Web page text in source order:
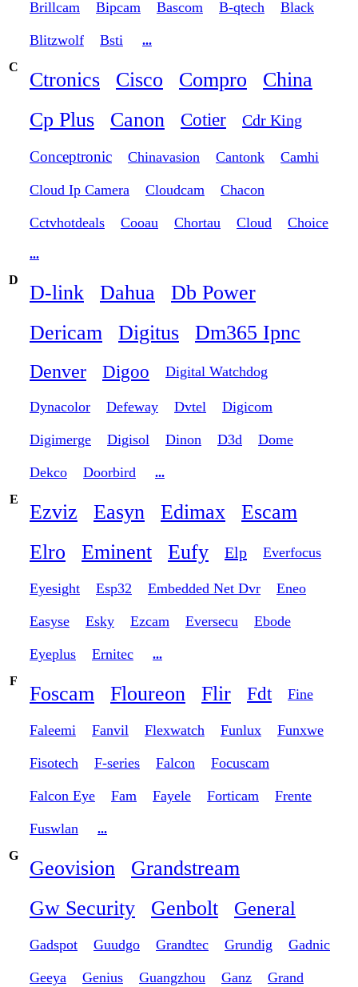
Brillcam Bipcam Bascom B-qtech Black
Blitzwolf Bsti
...
C
Ctronics Cisco Compro
China
Cp Plus
Canon Cotier Cdr King
Conceptronic Chinavasion Cantonk Camhi
Cloud Ip Camera Cloudcam Chacon
Cctvhotdeals Cooau Chortau Cloud Choice
...
D
D-link Dahua
Db Power
Dericam
Digitus Dm365 Ipnc
Denver Digoo Digital Watchdog
Dynacolor Defeway Dvtel Digicom
Digimerge Digisol Dinon D3d Dome
Dekco Doorbird
...
E
Ezviz Easyn Edimax
Escam
Elro
Eminent Eufy Elp Everfocus
Eyesight Esp32 Embedded Net Dvr Eneo
Easyse Esky Ezcam Eversecu Ebode
Eyeplus Ernitec
...
F
Foscam Floureon Flir Fdt Fine
Faleemi Fanvil Flexwatch Funlux Funxwe
Fisotech F-series Falcon Focuscam
Falcon Eye Fam Fayele Forticam Frente
Fuswlan
...
G
Geovision
Grandstream
Gw Security
Genbolt General
Gadspot Guudgo Grandtec Grundig Gadnic
Geeya Genius Guangzhou Ganz Grand